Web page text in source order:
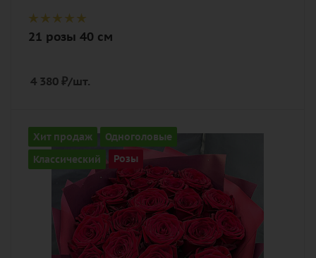
21 розы 40 см
4 380 ₽/шт.
Хит продаж
Одноголовые
Классический
Розы
Количество
21
алый, красный, чайный
Описание
роза, лента, дизайнерская упаковка